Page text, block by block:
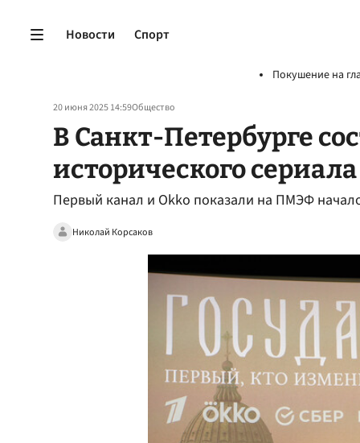
Новости Спорт
Покушение на
20 июня 2025 14:59Общество
В Санкт-Петербурге
исторического
Первый канал и Оkko показали на ПМЭФ
Николай Корсаков